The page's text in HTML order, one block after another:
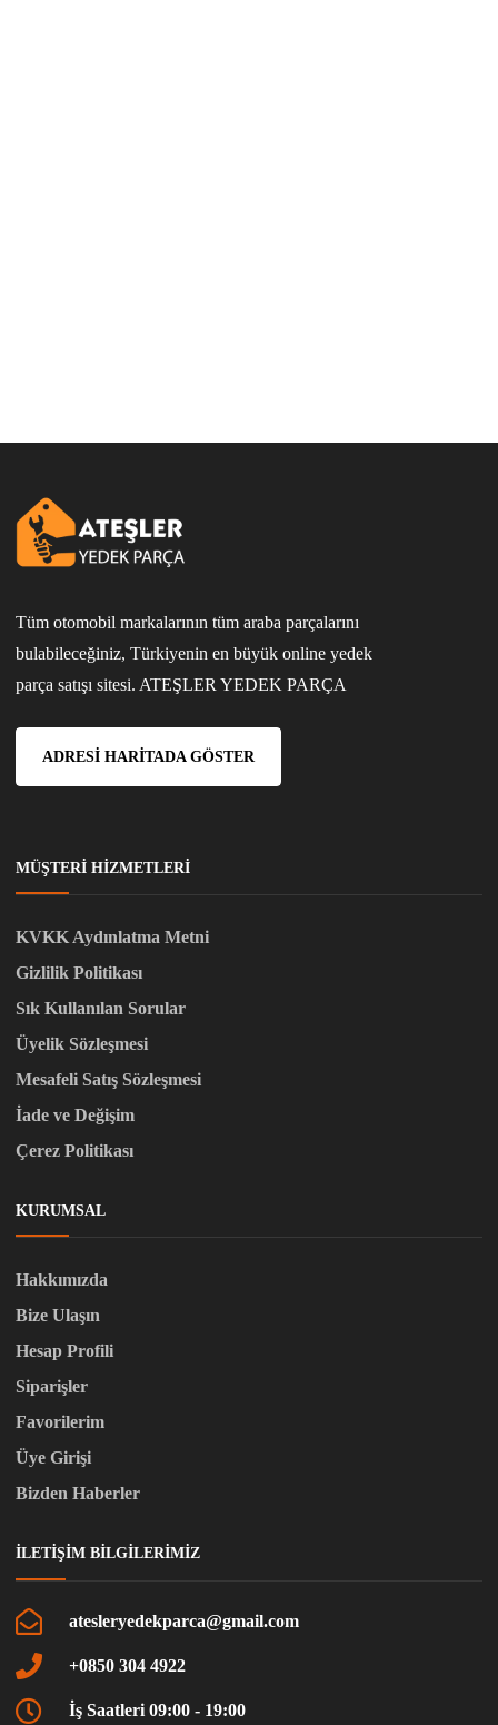
Tüm otomobil markalarının tüm araba parçalarını
bulabileceğiniz, Türkiyenin en büyük online yedek
parça satışı sitesi. ATEŞLER YEDEK PARÇA
ADRESI HARITADA GÖSTER
MÜŞTERI HIZMETLERI
KVKK Aydınlatma Metni
Gizlilik Politikası
Sık Kullanılan Sorular
Üyelik Sözleşmesi
Mesafeli Satış Sözleşmesi
İade ve Değişim
Çerez Politikası
KURUMSAL
Hakkımızda
Bize Ulaşın
Hesap Profili
Siparişler
Favorilerim
Üye Girişi
Bizden Haberler
İLETIŞIM BILGILERIMIZ
atesleryedekparca@gmail.com
+0850 304 4922
İş Saatleri 09:00 - 19:00